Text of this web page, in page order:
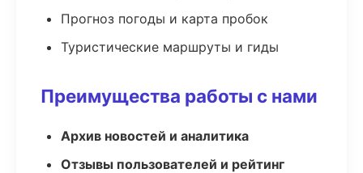
Прогноз погоды и карта пробок
Туристические маршруты и гиды
Преимущества работы с нами
Архив новостей и аналитика
Отзывы пользователей и рейтинг